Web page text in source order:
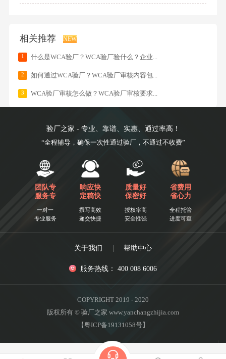
相关推荐 NEW
1 什么是WCA验厂？WCA验厂验什么？企业...
2 如何通过WCA验厂？WCA验厂审核内容包...
3 WCA验厂审核怎么做？WCA验厂审核要求...
验厂之家 - 专业、靠谱、实惠、通过率高！
“全程辅导，确保一次性通过验厂，不通过不收费”
团队专
服务专
一对一
专业服务
响应快
定稿快
撰写高效
递交快捷
质量好
保密好
授权率高
安全性强
省费用
省心力
全程托管
进度可查
关于我们 | 帮助中心
服务热线： 400 008 6006
COPYRIGHT 2019 - 2020
版权所有 © 验厂之家 www.yanchangzhijia.com
【粤ICP备19131058号】